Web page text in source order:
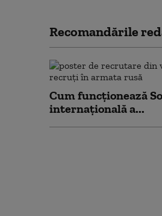
Recomandările
Cum funcționează
internațională a...